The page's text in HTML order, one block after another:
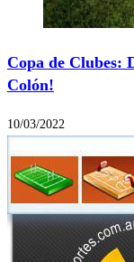
Copa de Clubes:
Colón!
10/03/2022